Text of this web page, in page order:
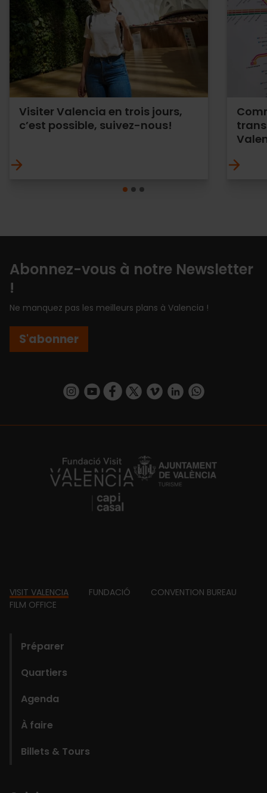
Visiter Valencia en trois jours,
c’est possible, suivez-nous!
Abonnez-vous à notre Newsletter
!
Ne manquez pas les meilleurs plans à Valencia !
S'abonner
https://www.instagram.com/visit_valencia/
https://www.youtube.com/user/
https://www.facebook.com/
https://twitter.com/
https://vimeo.com/
https://www.linkedin.com/company/turismo-valencia/https://api.whatsapp.com/send/
https://fundacion.visitvalencia.com/
Footer
VISIT VALENCIA FUNDACIÓ
CONVENTION BUREAU
FILM OFFICE
Préparer
Quartiers
Agenda
À faire
Billets & Tours